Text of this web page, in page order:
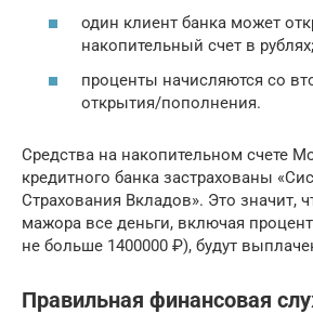
один клиент банка может
накопительный счет в рублях;
проценты начисляются со
открытия/пополнения.
Средства на накопительном счете
кредитного банка застрахованы
Страхования Вкладов». Это значит,
мажора все деньги, включая
не больше 1400000 ₽), будут
Правильная финансовая